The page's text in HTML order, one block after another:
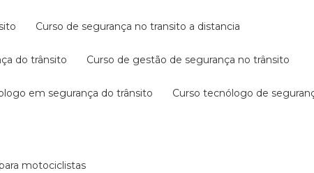
curso de segurança no transito a distancia
do trânsito curso de gestão de segurança no trânsito
em segurança do trânsito curso tecnólogo de
para motociclistas